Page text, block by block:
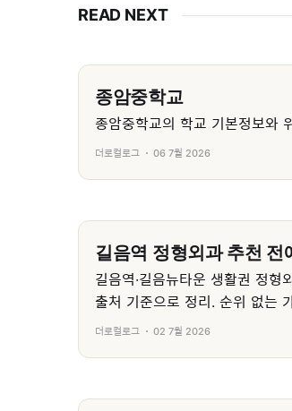
READ NEXT
종암중학교
종암중학교의 학교 기본정보와
더로컬로그 06 7월 2026
길음역 정형외과 추천 전
길음역·길음뉴타운 생활권 정형
출처 기준으로 정리. 순위 없는
더로컬로그 02 7월 2026